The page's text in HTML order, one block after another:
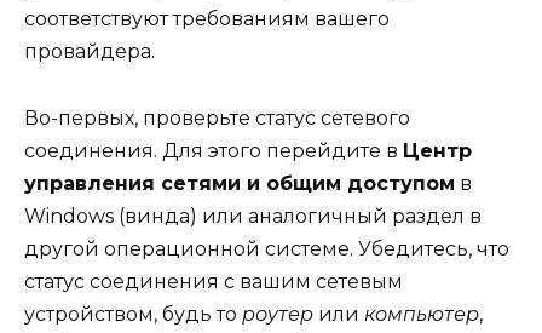
соответствуют требованиям вашего
провайдера.
Во-первых, проверьте статус сетевого
соединения. Для этого перейдите в Центр
управления сетями и общим доступом в
Windows (винда) или аналогичный раздел в
другой операционной системе. Убедитесь, что
статус соединения с вашим сетевым
устройством, будь то роутер или компьютер,